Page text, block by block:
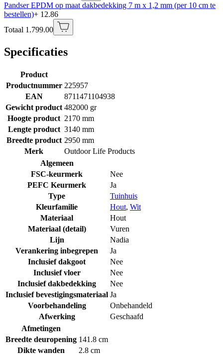
Pandser EPDM op maat dakbedekking 7 m x 1,2 mm (per 10 cm te
bestellen)+ 12.86
Totaal 1.799.00
Specificaties
Product
Productnummer 225957
EAN
8711471104938
Gewicht product 482000 gr
Hoogte product 2170 mm
Lengte product 3140 mm
Breedte product 2950 mm
Merk
Outdoor Life Products
Algemeen
FSC-keurmerk
Nee
PEFC Keurmerk
Ja
Type
Tuinhuis
Kleurfamilie
Hout, Wit
Materiaal
Hout
Materiaal (detail)
Vuren
Lijn
Nadia
Verankering inbegrepen
Ja
Inclusief dakgoot
Nee
Inclusief vloer
Nee
Inclusief dakbedekking
Nee
Inclusief bevestigingsmateriaal Ja
Voorbehandeling
Onbehandeld
Afwerking
Geschaafd
Afmetingen
Breedte deuropening 141.8 cm
Dikte wanden
2.8 cm